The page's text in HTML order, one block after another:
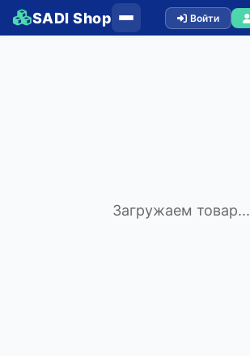
SADI Shop Войти
Загружаем товар...